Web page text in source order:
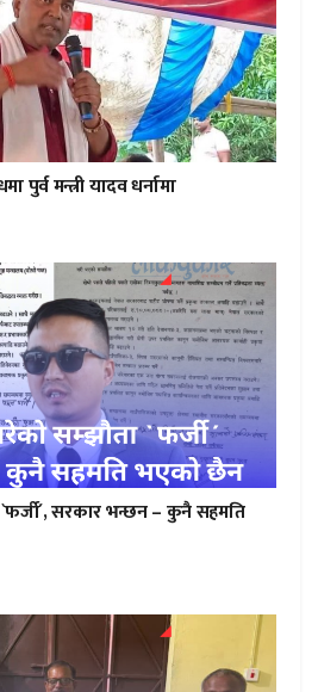
पुर्व मन्त्री यादव धर्नामा
सरकार भन्छन – कुनै सहमति